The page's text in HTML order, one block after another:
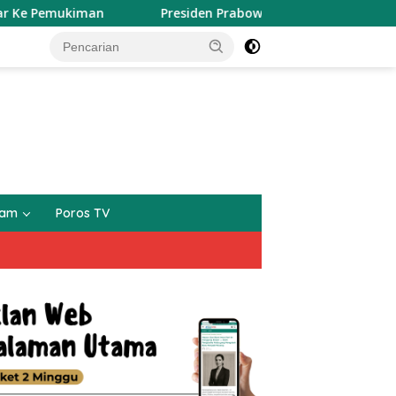
Presiden Prabowo Tinjau Inovasi BRIN, dari
Poros TV